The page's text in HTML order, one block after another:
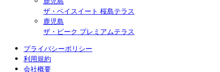
ザ・ベイスイート 桜島テラス
鹿児島
ザ・ピーク プレミアムテラス
プライバシーポリシー
利用規約
会社概要